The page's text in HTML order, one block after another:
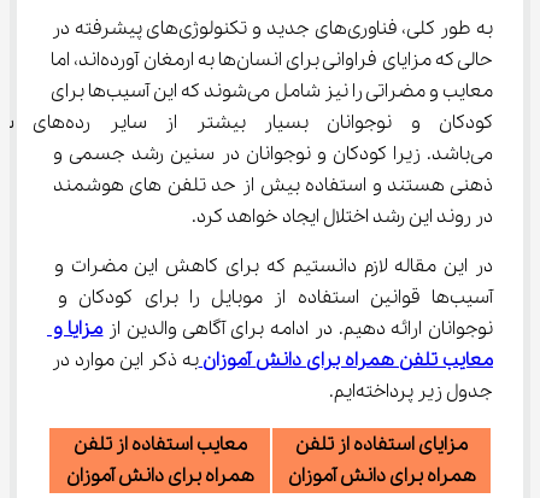
به طور کلی، فناوری‌های جدید و تکنولوژی‌های پیشرفته در
حالی که مزایای فراوانی برای انسان‌ها به ارمغان آورده‌اند، اما
معایب و مضراتی را نیز شامل می‌شوند که این آسیب‌ها برای
کودکان و نوجوانان بسیار بیشتر از
می‌باشد. زیرا کودکان و نوجوانان در سنین رشد جسمی و
ذهنی هستند و استفاده بیش از حد تلفن های هوشمند
در روند این رشد اختلال ایجاد خواهد کرد.
در این مقاله لازم دانستیم که برای کاهش این مضرات و
آسیب‌ها قوانین استفاده از موبایل را برای کودکان و
نوجوانان ارائه دهیم. در ادامه برای آگاهی والدین از مزایا و
معایب تلفن همراه برای دانش‌ آموزان
به ذکر این موارد در
جدول زیر پرداخته‌ایم.
مزایای استفاده از تلفن
همراه برای دانش آموزان
معایب استفاده از تلفن
همراه برای دانش آموزان